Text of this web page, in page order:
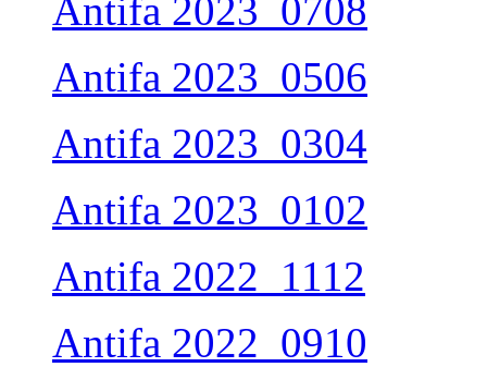
Antifa 2023_0708
Antifa 2023_0506
Antifa 2023_0304
Antifa 2023_0102
Antifa 2022_1112
Antifa 2022_0910